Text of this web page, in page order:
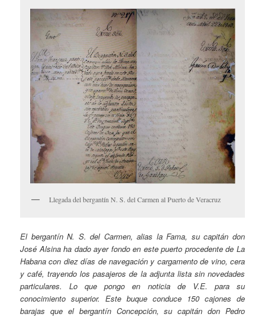
Llegada del bergantín N. S. del Carmen al Puerto de Veracruz
El bergantín N. S. del Carmen, alias la Fama, su capitán don
José Alsina ha dado ayer fondo en este puerto procedente de La
Habana con diez días de navegación y cargamento de vino, cera
y café, trayendo los pasajeros de la adjunta lista sin novedades
particulares. Lo que pongo en noticia de V.E. para su
conocimiento superior. Este buque conduce 150 cajones de
barajas que el bergantín Concepción, su capitán don Pedro